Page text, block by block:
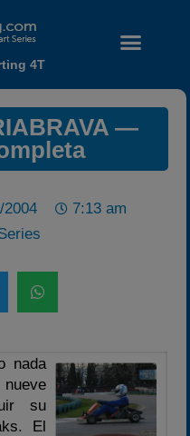
Temporada 2026
Carreras finalizadas
Campeonato
4T
—
2004
7:13 am
nada
su
El